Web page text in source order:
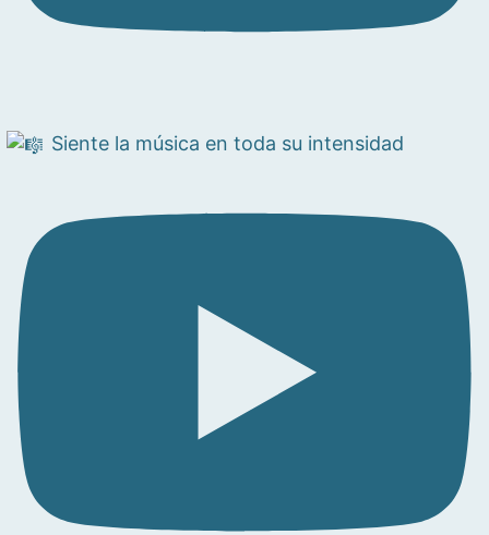
Siente la música en toda su intensidad